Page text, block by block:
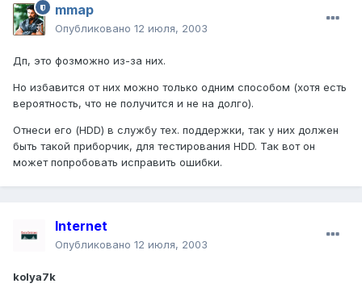
mmap
Опубликовано 12 июля, 2003
Дп, это фозможно из-за них.
Но избавится от них можно только одним способом (хотя есть
вероятность, что не получится и не на долго).
Отнеси его (HDD) в службу тех. поддержки, так у них должен
быть такой приборчик, для тестирования HDD. Так вот он
может попробовать исправить ошибки.
Internet
Опубликовано 12 июля, 2003
kolya7k